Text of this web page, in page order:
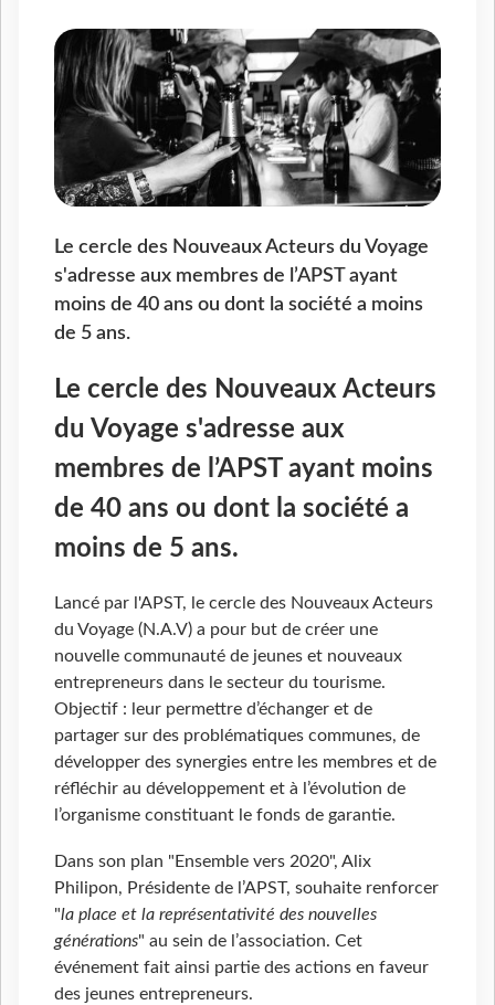
Le cercle des Nouveaux Acteurs du Voyage
s'adresse aux membres de l’APST ayant
moins de 40 ans ou dont la société a moins
de 5 ans.
Le cercle des Nouveaux Acteurs
du Voyage s'adresse aux
membres de l’APST ayant moins
de 40 ans ou dont la société a
moins de 5 ans.
Lancé par l'APST, le cercle des Nouveaux Acteurs
du Voyage (N.A.V) a pour but de créer une
nouvelle communauté de jeunes et nouveaux
entrepreneurs dans le secteur du tourisme.
Objectif : leur permettre d’échanger et de
partager sur des problématiques communes, de
développer des synergies entre les membres et de
réfléchir au développement et à l’évolution de
l’organisme constituant le fonds de garantie.
Dans son plan "Ensemble vers 2020", Alix
Philipon, Présidente de l’APST, souhaite renforcer
"la place et la représentativité des nouvelles
générations" au sein de l’association. Cet
événement fait ainsi partie des actions en faveur
des jeunes entrepreneurs.